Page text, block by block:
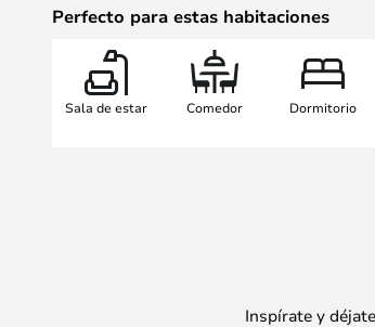
Perfecto para estas habitaciones
Sala de estar Comedor Dormitorio
Inspírate y